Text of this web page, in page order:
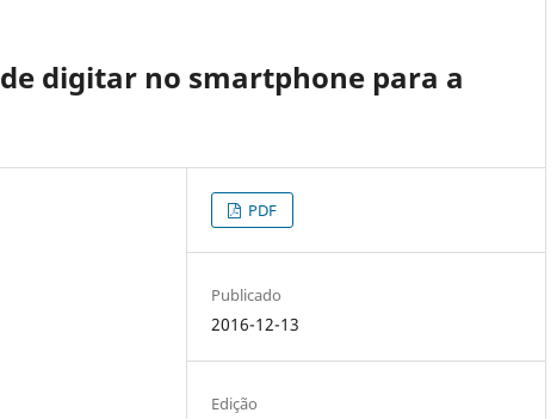
digitar no smartphone para a
PDF
Publicado
2016-12-13
Edição